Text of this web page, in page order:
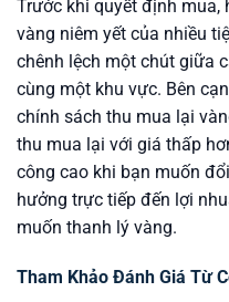
Trước khi quyết định mua,
vàng niêm yết của nhiều
chênh lệch một chút giữa
cùng một khu vực. Bên
chính sách thu mua lại
thu mua lại với giá thấp
công cao khi bạn muốn
hưởng trực tiếp đến lợi
muốn thanh lý vàng.
Tham Khảo Đánh Giá Từ